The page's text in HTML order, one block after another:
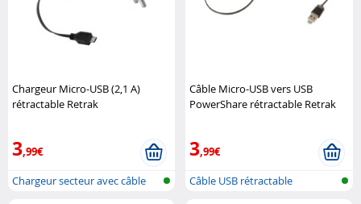
Chargeur Micro-USB (2,1 A)
rétractable Retrak
3,99€
Chargeur secteur avec câble
Câble Micro-USB vers USB
PowerShare rétractable Retrak
3,99€
Câble USB rétractable